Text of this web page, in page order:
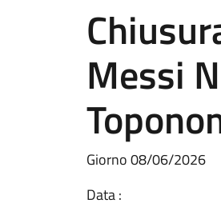
Messi
Giorno 08/06/2026
Data :